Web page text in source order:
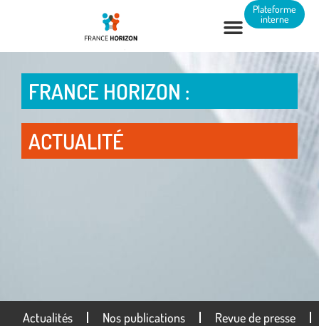
Plateforme
interne
FRANCE HORIZON :
ACTUALITÉ
Actualités Nos publications Revue de presse